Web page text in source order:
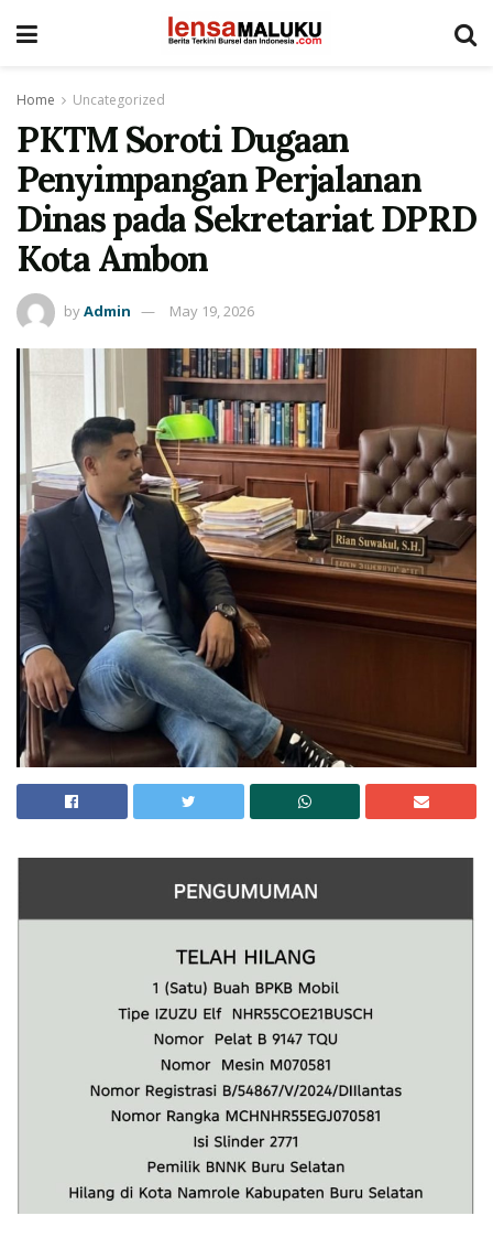
Home Uncategorized
PKTM Soroti Dugaan
Penyimpangan Perjalanan
Dinas pada Sekretariat DPRD
Kota Ambon
byAdmin May 19, 2026